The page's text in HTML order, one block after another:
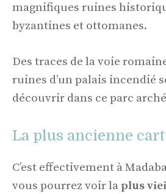
magnifiques ruines
byzantines et ottomanes.
Des traces de la voie
ruines d’un palais incendié
découvrir dans ce parc
La plus ancienne
C’est effectivement à
vous pourrez voir laplus